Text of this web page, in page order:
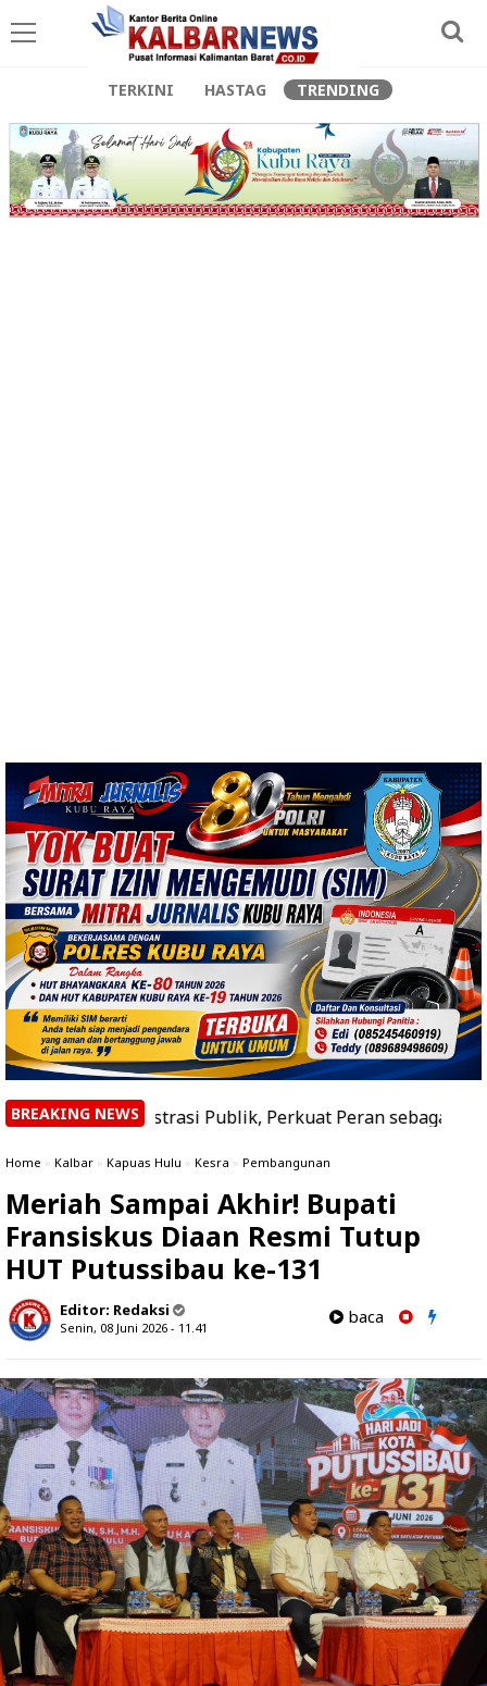
TERKINI HASTAG TRENDING
BREAKING NEWS
Publik, Perkuat Peran sebagai Pusat Keunggulan
Home » Kalbar » Kapuas Hulu » Kesra » Pembangunan
Meriah Sampai Akhir! Bupati
Fransiskus Diaan Resmi Tutup
HUT Putussibau ke-131
Editor: Redaksi
Senin, 08 Juni 2026 - 11.41
baca